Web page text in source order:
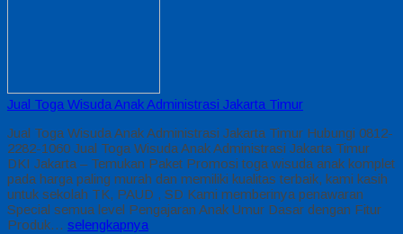
Jual Toga Wisuda Anak Administrasi Jakarta Timur
Jual Toga Wisuda Anak Administrasi Jakarta Timur Hubungi 0812-
2282-1060 Jual Toga Wisuda Anak Administrasi Jakarta Timur
DKI Jakarta – Temukan Paket Promosi toga wisuda anak komplet
pada harga paling murah dan memiliki kualitas terbaik, kami kasih
untuk sekolah TK, PAUD , SD Kami memberinya penawaran
Special semua level Pengajaran Anak Umur Dasar dengan Fitur
Produk… selengkapnya